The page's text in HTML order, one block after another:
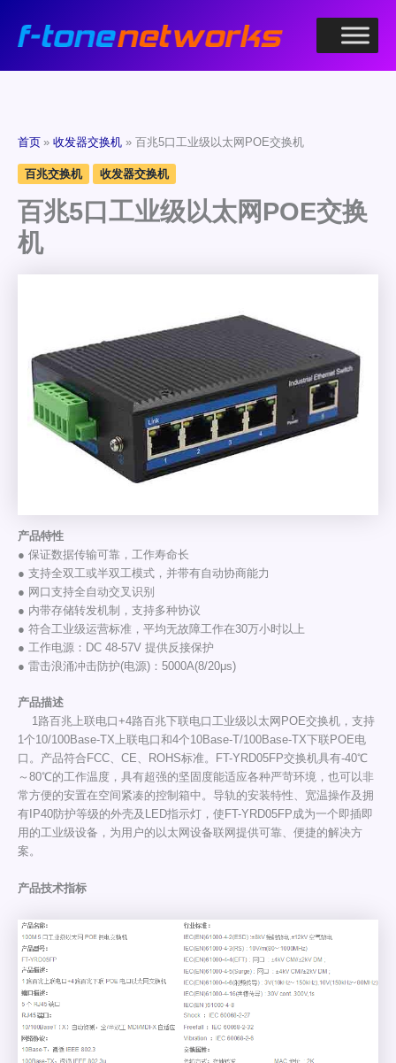
首页 收发器交换机 百兆5口工业级以太网POE交换机
百兆交换机 收发器交换机
百兆5口工业级以太网POE交换
机
产品特性
● 保证数据传输可靠，工作寿命长
● 支持全双工或半双工模式，并带有自动协商能力
● 网口支持全自动交叉识别
● 内带存储转发机制，支持多种协议
● 符合工业级运营标准，平均无故障工作在30万小时以上
● 工作电源：DC 48-57V 提供反接保护
● 雷击浪涌冲击防护(电源)：5000A(8/20μs)
产品描述
1路百兆上联电口+4路百兆下联电口工业级以太网POE交换机，支持
1个10/100Base-TX上联电口和4个10Base-T/100Base-TX下联POE电
口。产品符合FCC、CE、ROHS标准。FT-YRD05FP交换机具有-40℃
～80℃的工作温度，具有超强的坚固度能适应各种严苛环境，也可以非
常方便的安置在空间紧凑的控制箱中。导轨的安装特性、宽温操作及拥
有IP40防护等级的外壳及LED指示灯，使FT-YRD05FP成为一个即插即
用的工业级设备，为用户的以太网设备联网提供可靠、便捷的解决方
案。
产品技术指标